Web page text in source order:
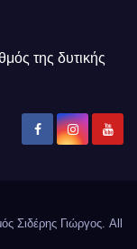
της δυτικής
Σιδέρης Γιώργος. All